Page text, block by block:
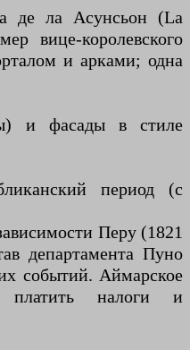
де ла Асунсьон (La
вице-королевского
и арками; одна
и фасады в стиле
период (с
Перу (1821
департамента Пуно
событий. Аймарское
платить налоги и